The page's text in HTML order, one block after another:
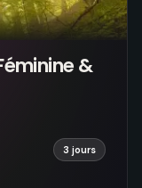
&
3 jours